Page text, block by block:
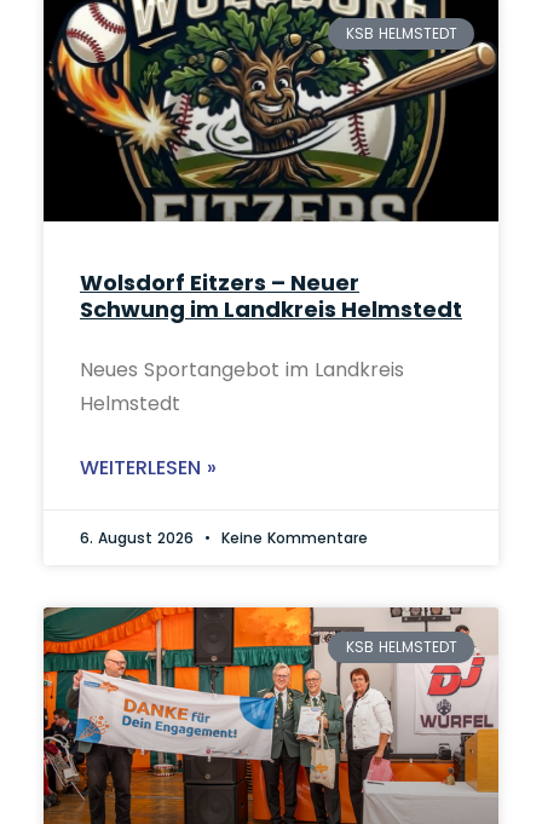
KSB HELMSTEDT
Wolsdorf Eitzers – Neuer
Schwung im Landkreis Helmstedt
Neues Sportangebot im Landkreis
Helmstedt
WEITERLESEN »
6. August 2026 Keine Kommentare
KSB HELMSTEDT